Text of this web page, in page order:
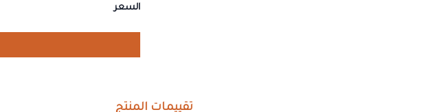
السعر
تقييمات المنتج